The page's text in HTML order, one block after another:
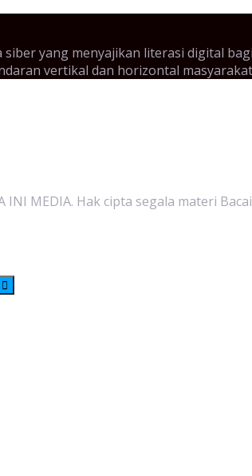
siber yang menyajikan literasi digital
vertikal dan horizontal
INI MEDIA. Hak cipta segala materi